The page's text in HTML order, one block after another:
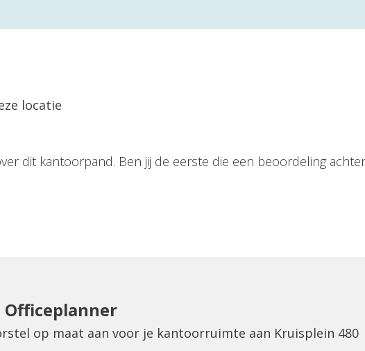
locatie
dit kantoorpand. Ben jij de eerste die een beoordeling
op maat aan voor je kantoorruimte aan Kruisplein 480